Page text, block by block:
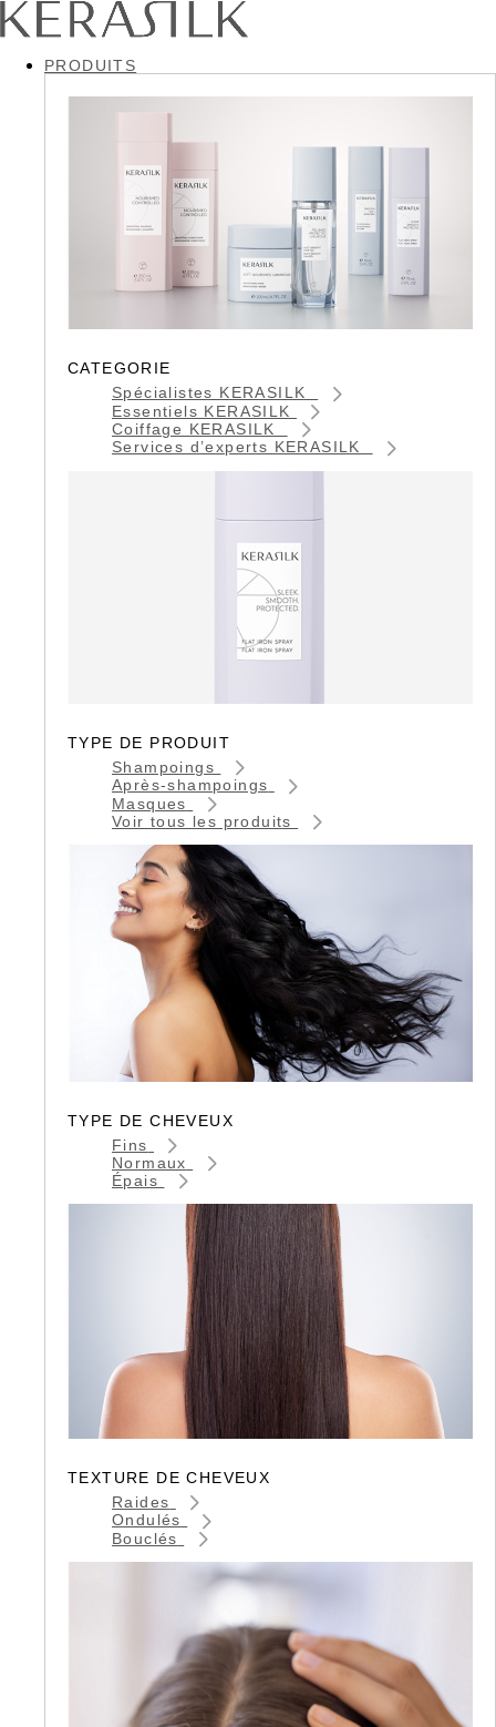
PRODUITS
CATEGORIE
Spécialistes KERASILK
Essentiels KERASILK
Coiffage KERASILK
Services d’experts KERASILK
TYPE DE PRODUIT
Shampoings
Après-shampoings
Masques
Voir tous les produits
TYPE DE CHEVEUX
Fins
Normaux
Épais
TEXTURE DE CHEVEUX
Raides
Ondulés
Bouclés